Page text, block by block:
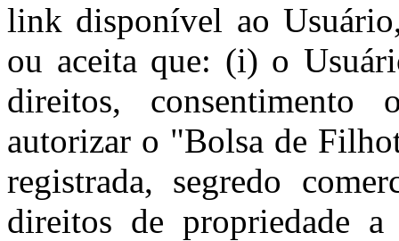
link disponível ao
ou aceita que: (i) o
direitos,
autorizar o "Bolsa de
registrada, segredo
direitos de propriedade